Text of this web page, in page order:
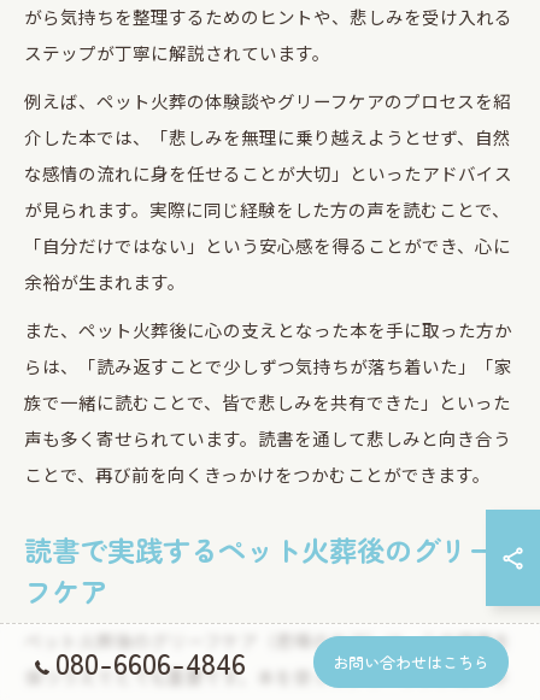
がら気持ちを整理するためのヒントや、悲しみを受け入れる
ステップが丁寧に解説されています。
例えば、ペット火葬の体験談やグリーフケアのプロセスを紹
介した本では、「悲しみを無理に乗り越えようとせず、自然
な感情の流れに身を任せることが大切」といったアドバイス
が見られます。実際に同じ経験をした方の声を読むことで、
「自分だけではない」という安心感を得ることができ、心に
余裕が生まれます。
また、ペット火葬後に心の支えとなった本を手に取った方か
らは、「読み返すことで少しずつ気持ちが落ち着いた」「家
族で一緒に読むことで、皆で悲しみを共有できた」といった
声も多く寄せられています。読書を通して悲しみと向き合う
ことで、再び前を向くきっかけをつかむことができます。
読書で実践するペット火葬後のグリー
フケア
ペット火葬後のグリーフケア（悲嘆のケア）は、心の健康を
保つうえでとても重要です。本を使ったグリーフケアは、手
080-6606-4846 お問い合わせはこちら